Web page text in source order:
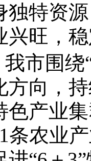
独特资
兴旺，
市围
方向，
色产业
条农业